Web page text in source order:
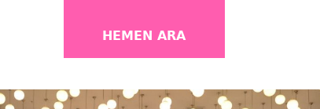
HEMEN ARA